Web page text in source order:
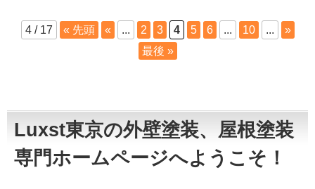
4 / 17 « 先頭 « ... 2 3 4 5 6 ... 10 ...
»
最後 »
Luxst東京の外壁塗装、屋根塗装
専門ホームページへようこそ！